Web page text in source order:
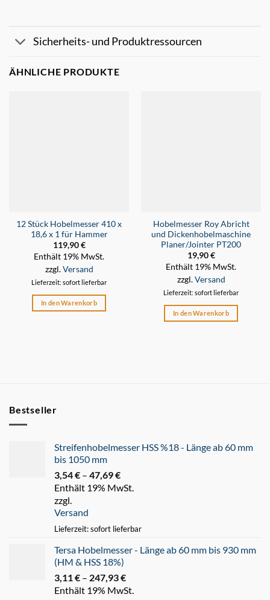
Sicherheits- und Produktressourcen
ÄHNLICHE PRODUKTE
12 Stück Hobelmesser 410 x
18,6 x 1 für Hammer
119,90€
Enthält 19% MwSt.
zzgl.Versand
Lieferzeit: sofort lieferbar
In den Warenkorb
Hobelmesser Roy Abricht
und Dickenhobelmaschine
Planer/Jointer PT200
19,90€
Enthält 19% MwSt.
zzgl.Versand
Lieferzeit: sofort lieferbar
In den Warenkorb
Bestseller
Streifenhobelmesser HSS %18 - Länge ab 60 mm
bis 1050 mm
3,54€ – 47,69€
3,54 €
Enthält 19% MwSt.
zzgl.
Versand
Lieferzeit: sofort lieferbar
Tersa Hobelmesser - Länge ab 60 mm bis 930 mm
(HM & HSS 18%)
3,11€ – 247,93€
3,11 €
Enthält 19% MwSt.